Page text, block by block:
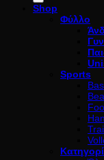
Shop
Φύλλο
Sports